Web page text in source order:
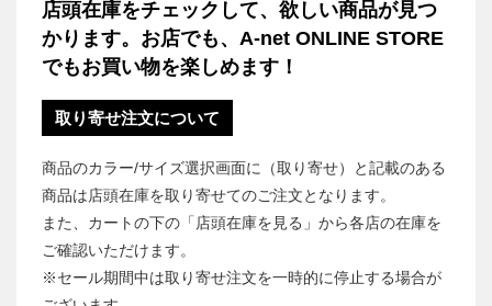
店頭在庫をチェックして、欲しい商品が見つ
かります。お店でも、A-net ONLINE STORE
でもお買い物を楽しめます！
取り寄せ注文について
商品のカラー/サイズ選択画面に（取り寄せ）と記載のある
商品は店頭在庫を取り寄せてのご注文となります。
また、カートの下の「店頭在庫を見る」から各店の在庫を
ご確認いただけます。
※セール期間中は取り寄せ注文を一時的に停止する場合が